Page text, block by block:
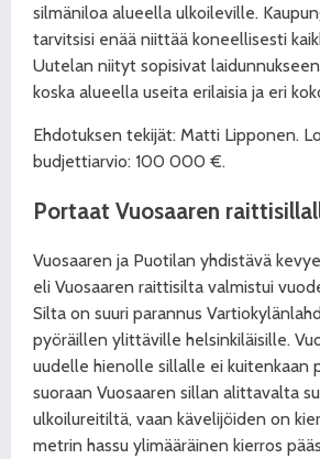
silmäniloa alueella ulkoileville.
tarvitsisi enää niittää koneellisesti
Uutelan niityt sopisivat
koska alueella useita erilaisia ja eri
Ehdotuksen tekijät: Matti Lipponen.
budjettiarvio: 100 000 €.
Portaat Vuosaaren
Vuosaaren ja Puotilan yhdistävä
eli Vuosaaren raittisilta valmistui
Silta on suuri parannus
pyöräillen ylittäville helsinkiläisille.
uudelle hienolle sillalle ei kuitenkaan
suoraan Vuosaaren sillan alittavalta
ulkoilureitiltä, vaan kävelijöiden on
metrin hassu ylimääräinen kierros